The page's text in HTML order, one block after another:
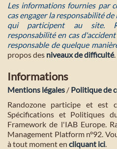
Les informations fournies par
cas engager la responsabilité
qui participent au site.
responsabilité en cas
responsable de quelque
propos des niveaux de difficulté.
Informations
Mentions légales / Politique de
Randozone participe et est
Spécifications et Politiques
Framework de l'IAB Europe.
Management Platform n°92.
à tout moment en cliquant ici.